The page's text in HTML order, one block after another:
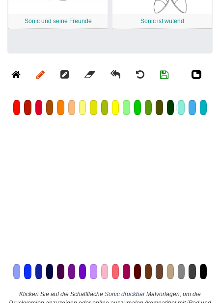
Sonic und seine Freunde Sonic ist wütend
Klicken Sie auf die Schaltfläche Sonic druckbarMalvorlagen, um die